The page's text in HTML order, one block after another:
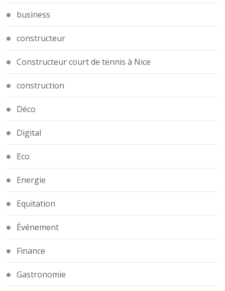
business
constructeur
Constructeur court de tennis à Nice
construction
Déco
Digital
Eco
Energie
Equitation
Événement
Finance
Gastronomie